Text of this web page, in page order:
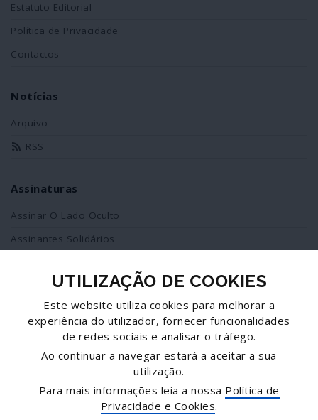
Estatuto Editorial
Política de Privacidade
Contactos
Notícias
Arquivo
RSS
Assinaturas
Assinar O Lado Oculto
Assinantes Solidários
Redes Sociais
Siga-nos no facebook
Twitter
UTILIZAÇÃO DE COOKIES
Este website utiliza cookies para melhorar a
experiência do utilizador, fornecer funcionalidades
de redes sociais e analisar o tráfego.
Ao continuar a navegar estará a aceitar a sua
utilização.
Para mais informações leia a nossa Política de
Privacidade e Cookies.